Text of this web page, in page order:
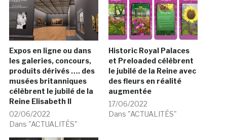
Expos en ligne ou dans
les galeries, concours,
produits dérivés …. des
musées britanniques
célèbrent le jubilé de la
Reine Elisabeth II
02/06/2022
Dans "ACTUALITÉS"
Historic Royal Palaces
et Preloaded célèbrent
le jubilé de la Reine avec
des fleurs en réalité
augmentée
17/06/2022
Dans "ACTUALITÉS"